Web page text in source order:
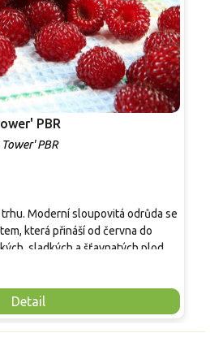
PBR
PBR
Detail
Moderní sloupovitá odrůda se
která přináší od června do
sladkých a šťavnatých plodů.
tvoří elegantní habitus bez
a spolehlivá vitalita z něj dělají
pěstitele.